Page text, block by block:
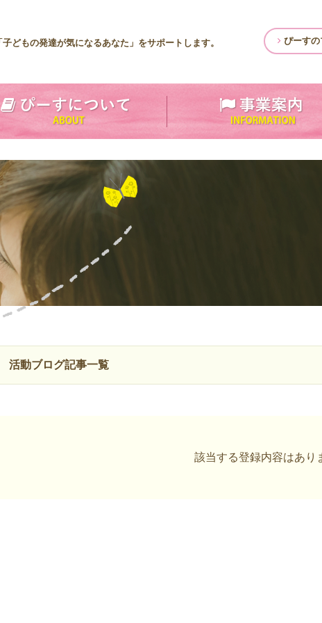
どもの発達が気になるあなた」をサポートします。 ぴーすの
活動ブログ記事一覧
該当する登録内容はあり